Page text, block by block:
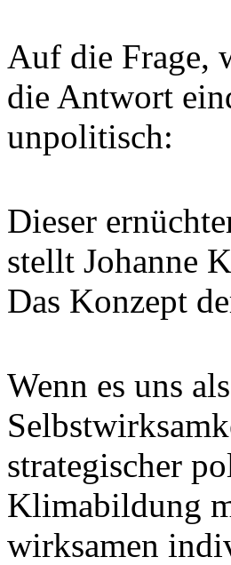
Auf die Frage,
die Antwort
unpolitisch:
Dieser
stellt Johanne
Das Konzept
Wenn es uns
strategischer
Klimabildung
wirksamen